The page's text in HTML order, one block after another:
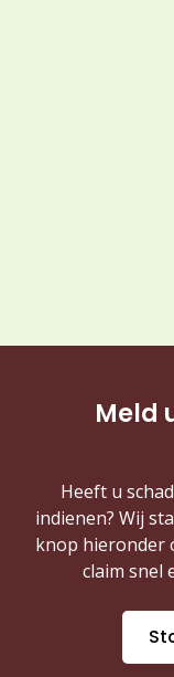
Meld
Heeft u
indienen? Wij
knop hieronder
claim snel